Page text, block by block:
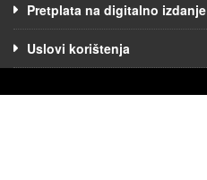
Pretplata na digitalno izdanje
Uslovi korištenja